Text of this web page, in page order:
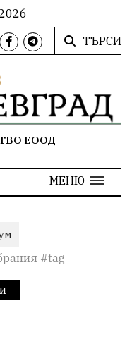
ТЪРСИ
ЕООД
МЕНЮ
#tag